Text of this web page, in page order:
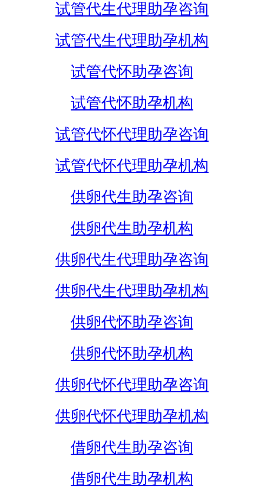
试管代生代理助孕咨询
试管代生代理助孕机构
试管代怀助孕咨询
试管代怀助孕机构
试管代怀代理助孕咨询
试管代怀代理助孕机构
供卵代生助孕咨询
供卵代生助孕机构
供卵代生代理助孕咨询
供卵代生代理助孕机构
供卵代怀助孕咨询
供卵代怀助孕机构
供卵代怀代理助孕咨询
供卵代怀代理助孕机构
借卵代生助孕咨询
借卵代生助孕机构